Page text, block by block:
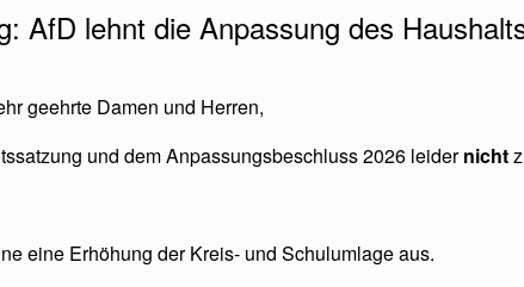
AfD lehnt die Anpassung des
geehrte Damen und Herren,
und dem Anpassungsbeschluss 2026 leidernicht
eine Erhöhung der Kreis- und Schulumlage aus.